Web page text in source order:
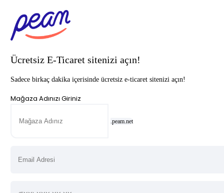
Ücretsiz E-Ticaret sitenizi açın!
Sadece birkaç dakika içerisinde ücretsiz e-ticaret sitenizi açın!
Mağaza Adınızı Giriniz
.peam.net